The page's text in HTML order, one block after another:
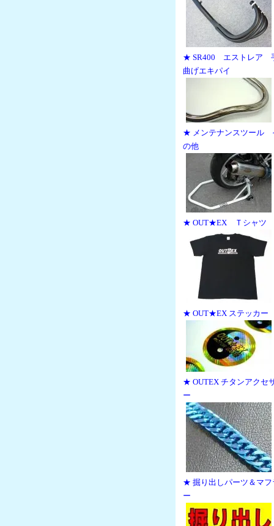
★ SR400 エストレア
曲げエキパイ
★ メンテナンスツール
の他
★ OUT★EX Ｔシャツ
★ OUT★EX ステッカー
★ OUTEX チタンアクセ
ー
★ 掘り出しパーツ＆マフ
ー